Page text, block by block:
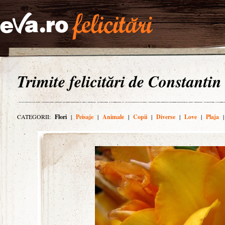
Trimite felicitări de
CATEGORII: Flori | Peisaje | Animale | Copii | Diverse | Love | Plaja |